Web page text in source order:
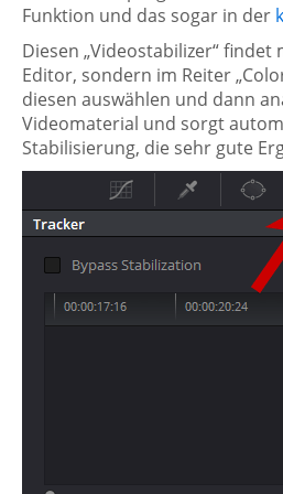
Funktion und das sogar in der
Diesen „Videostabilizer“
Editor, sondern im Reiter
diesen auswählen und dann
Videomaterial und sorgt
Stabilisierung, die sehr gute